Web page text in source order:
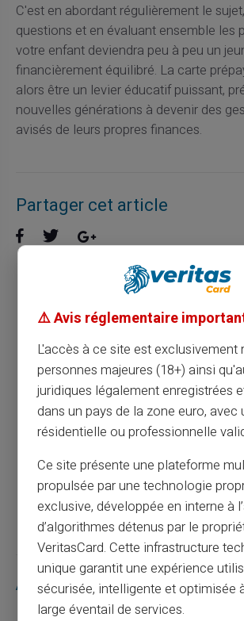
C'est en abordant régulièrement le
questions et en évaluant ensemble les
votre enfant deviendra peu à peu un
financièrement équilibré. La carte
alors être un levier éducatif puissant,
nouvelles générations à devenir des
avisés de leurs propres finances.
Partager cet article
La carte prépayée et l'éducation
pour jeunes : un duo gagnant
Article précédent
Guide pratique pour
Articles similaires
⚠️ Avis réglementaire
L'accès à ce site est exclusivement
personnes majeures (18+) ainsi
juridiques légalement enregistrées
dans un pays de la zone euro, avec
résidentielle ou professionnelle
Ce site présente une plateforme
propulsée par une technologie
exclusive, développée en interne à
d’algorithmes détenus par le
VeritasCard. Cette infrastructure
unique garantit une expérience
sécurisée, intelligente et optimisée
large éventail de services.